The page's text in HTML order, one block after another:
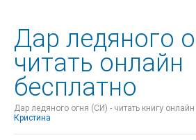
Дар ледяного
читать онлайн
бесплатно
Дар ледяного огня (СИ) - читать книгу
Кристина